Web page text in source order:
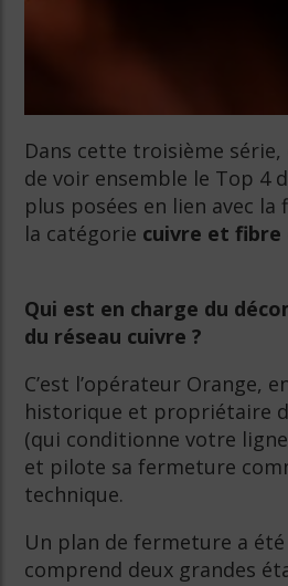
Dans cette troisième
de voir ensemble le Top 4
plus posées en lien avec
la catégorie cuivre et fibre
Qui est en charge du
du réseau cuivre ?
C’est l’opérateur Orange,
historique et propriétaire
(qui conditionne votre ligne
et pilote sa fermeture
technique.
Un plan de fermeture a
comprend deux grandes